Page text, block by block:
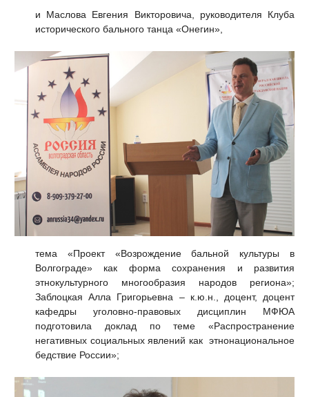
и Маслова Евгения Викторовича, руководителя Клуба
исторического бального танца «Онегин»,
тема «Проект «Возрождение бальной культуры в
Волгограде» как форма сохранения и развития
этнокультурного многообразия народов региона»;
Заблоцкая Алла Григорьевна – к.ю.н., доцент, доцент
кафедры уголовно-правовых дисциплин МФЮА
подготовила доклад по теме «Распространение
негативных социальных явлений как этнонациональное
бедствие России»;